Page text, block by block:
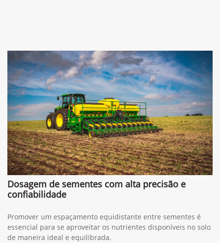
Dosagem de sementes com alta precisão e
confiabilidade
Promover um espaçamento equidistante entre sementes é
essencial para se aproveitar os nutrientes disponíveis no solo
de maneira ideal e equilibrada.